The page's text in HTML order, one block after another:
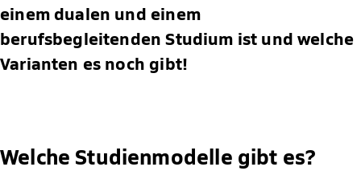
einem dualen und einem
berufsbegleitenden Studium ist und welche
Varianten es noch gibt!
Welche Studienmodelle gibt es?